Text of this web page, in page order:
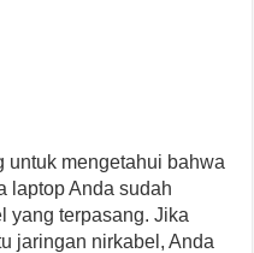
untuk mengetahui bahwa
laptop Anda sudah
yang terpasang. Jika
jaringan nirkabel, Anda